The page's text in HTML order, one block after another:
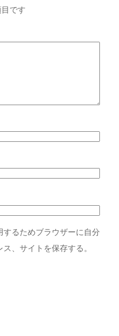
です
するためブラウザーに自分
、サイトを保存する。